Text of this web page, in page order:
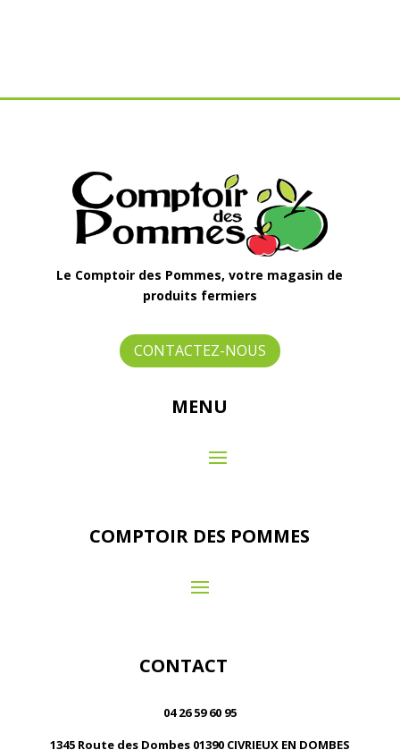
Le Comptoir des Pommes, votre magasin de
produits fermiers
CONTACTEZ-NOUS
MENU
COMPTOIR DES POMMES
CONTACT
04 26 59 60 95
1345 Route des Dombes 01390 CIVRIEUX EN DOMBES